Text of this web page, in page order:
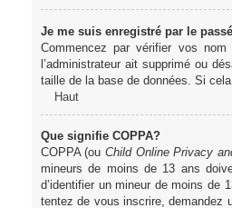
Je me suis enregistré par le
Commencez par vérifier vos
l’administrateur ait supprimé ou
taille de la base de données. Si
Haut
Que signifie COPPA?
COPPA (ouChild Online Privacy
mineurs de moins de 13 ans
d’identifier un mineur de moins de
tentez de vous inscrire, demandez